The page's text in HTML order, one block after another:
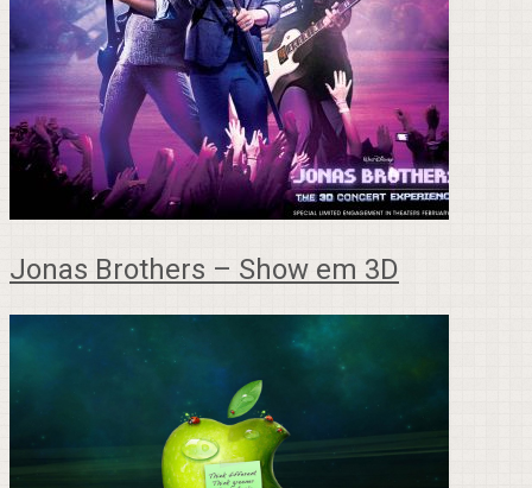
Jonas Brothers – Show em 3D